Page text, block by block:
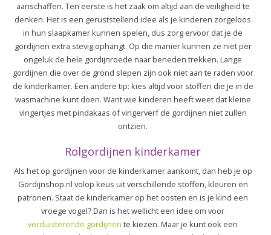
aanschaffen. Ten eerste is het zaak om altijd aan de veiligheid te
denken. Het is een geruststellend idee als je kinderen zorgeloos
in hun slaapkamer kunnen spelen, dus zorg ervoor dat je de
gordijnen extra stevig ophangt. Op die manier kunnen ze niet per
ongeluk de hele gordijnroede naar beneden trekken. Lange
gordijnen die over de grond slepen zijn ook niet aan te raden voor
de kinderkamer. Een andere tip: kies altijd voor stoffen die je in de
wasmachine kunt doen. Want wie kinderen heeft weet dat kleine
vingertjes met pindakaas of vingerverf de gordijnen niet zullen
ontzien.
Rolgordijnen kinderkamer
Als het op gordijnen voor de kinderkamer aankomt, dan heb je op
Gordijnshop.nl volop keus uit verschillende stoffen, kleuren en
patronen. Staat de kinderkamer op het oosten en is je kind een
vroege vogel? Dan is het wellicht een idee om voor
verduisterende gordijnen te kiezen. Maar je kunt ook een